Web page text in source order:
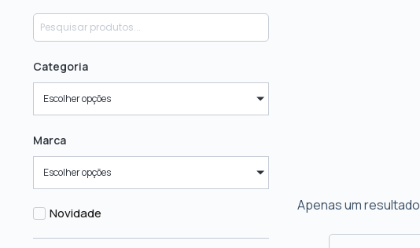
Categoria
Escolher opções
Marca
Escolher opções
Novidade Apenas um resultado